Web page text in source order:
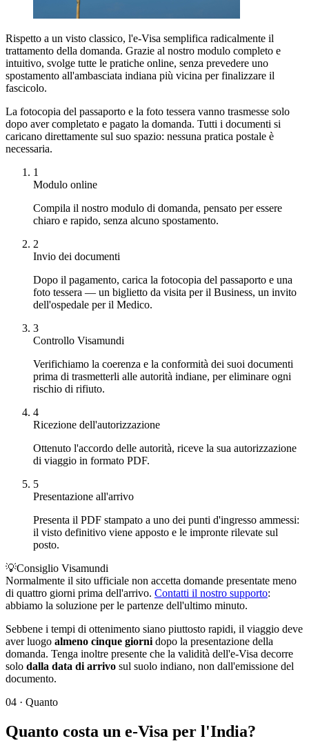
Rispetto a un visto classico, l'e-Visa semplifica radicalmente il
trattamento della domanda. Grazie al nostro modulo completo e
intuitivo, svolge tutte le pratiche online, senza prevedere uno
spostamento all'ambasciata indiana più vicina per finalizzare il
fascicolo.
La fotocopia del passaporto e la foto tessera vanno trasmesse solo
dopo aver completato e pagato la domanda. Tutti i documenti si
caricano direttamente sul suo spazio: nessuna pratica postale è
necessaria.
1
Modulo online
Compila il nostro modulo di domanda, pensato per essere
chiaro e rapido, senza alcuno spostamento.
2
Invio dei documenti
Dopo il pagamento, carica la fotocopia del passaporto e una
foto tessera — un biglietto da visita per il Business, un invito
dell'ospedale per il Medico.
3
Controllo Visamundi
Verifichiamo la coerenza e la conformità dei suoi documenti
prima di trasmetterli alle autorità indiane, per eliminare ogni
rischio di rifiuto.
4
Ricezione dell'autorizzazione
Ottenuto l'accordo delle autorità, riceve la sua autorizzazione
di viaggio in formato PDF.
5
Presentazione all'arrivo
Presenta il PDF stampato a uno dei punti d'ingresso ammessi:
il visto definitivo viene apposto e le impronte rilevate sul
posto.
💡Consiglio Visamundi
Normalmente il sito ufficiale non accetta domande presentate meno
di quattro giorni prima dell'arrivo. Contatti il nostro supporto:
abbiamo la soluzione per le partenze dell'ultimo minuto.
Sebbene i tempi di ottenimento siano piuttosto rapidi, il viaggio deve
aver luogo almeno cinque giorni dopo la presentazione della
domanda. Tenga inoltre presente che la validità dell'e-Visa decorre
solo dalla data di arrivo sul suolo indiano, non dall'emissione del
documento.
04 · Quanto
Quanto costa un e-Visa per l'India?